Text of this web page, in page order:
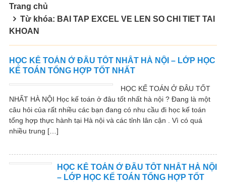
Trang chủ
Từ khóa: BAI TAP EXCEL VE LEN SO CHI TIET TAI
KHOAN
HỌC KẾ TOÁN Ở ĐÂU TỐT NHẤT HÀ NỘI – LỚP HỌC
KẾ TOÁN TỔNG HỢP TỐT NHẤT
HỌC KẾ TOÁN Ở ĐÂU TỐT
NHẤT HÀ NỘI Học kế toán ở đâu tốt nhất hà nội ? Đang là một
câu hỏi của rất nhiều các bạn đang có nhu cầu đi học kế toán
tổng hợp thực hành tại Hà nội và các tỉnh lân cận . Vì có quá
nhiều trung […]
HỌC KẾ TOÁN Ở ĐÂU TỐT NHẤT HÀ NỘI
– LỚP HỌC KẾ TOÁN TỔNG HỢP TỐT